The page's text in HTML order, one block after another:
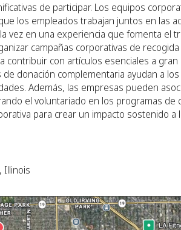
de participar. Los equipos
los empleados trabajan juntos en las
vez en una experiencia que fomenta el
campañas corporativas de
contribuir con artículos esenciales a gran
donación complementaria ayudan a
Además, las empresas pueden
el voluntariado en los programas de
para crear un impacto sostenido a
Illinois